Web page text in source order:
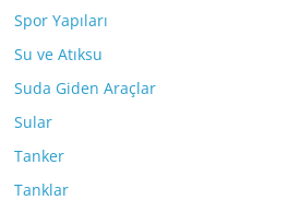
Spor Yapıları
Su ve Atıksu
Suda Giden Araçlar
Sular
Tanker
Tanklar